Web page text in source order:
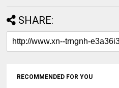
SHARE:
RECOMMENDED FOR YOU